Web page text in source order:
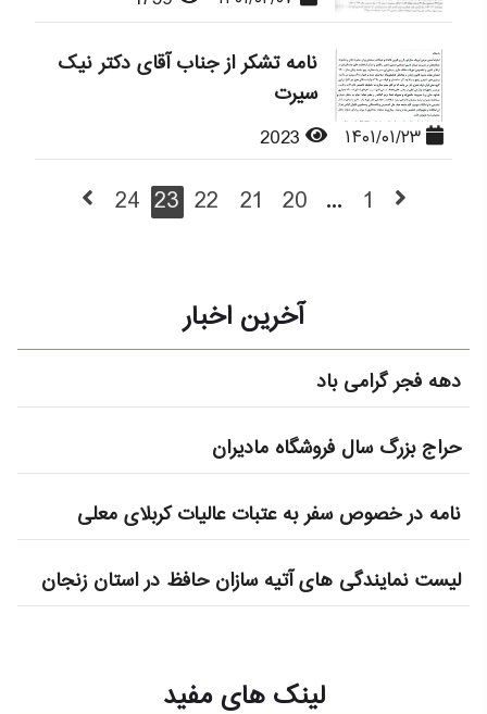
نامه تشکر از جناب آقای دکتر نیک
سیرت
1
...
20
21
22
23
24
آخرین اخبار
دهه فجر گرامی باد
حراج بزرگ سال فروشگاه مادیران
نامه در خصوص سفر به عتبات عالیات کربلای معلی
لیست نمایندگی های آتیه سازان حافظ در استان زنجان
لینک های مفید